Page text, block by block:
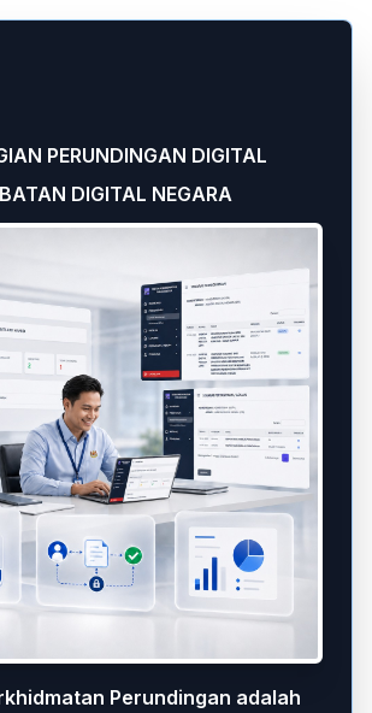
PERUNDINGAN DIGITAL
DIGITAL NEGARA
Perundingan adalah